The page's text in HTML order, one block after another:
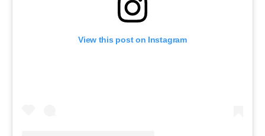
View this post on Instagram